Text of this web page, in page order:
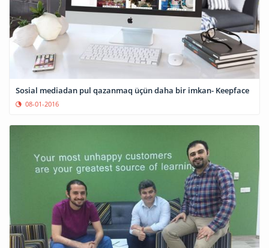
Sosial mediadan pul qazanmaq üçün daha bir imkan- Keepface
08-01-2016